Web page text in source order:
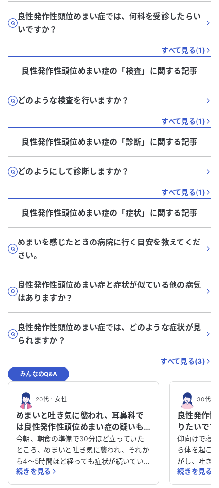
良性発作性頭位めまい症では、何科を受診したらい
いですか？
すべて見る(1)
良性発作性頭位めまい症の「検査」に関する記事
どのような検査を行いますか？
すべて見る(1)
良性発作性頭位めまい症の「診断」に関する記事
どのようにして診断しますか？
すべて見る(1)
良性発作性頭位めまい症の「症状」に関する記事
めまいを感じたときの病院に行く目安を教えてくだ
さい。
良性発作性頭位めまい症と症状が似ている他の病気
はありますか？
良性発作性頭位めまい症では、どのような症状が見
られますか？
すべて見る(3)
みんなのQ&A
20代・女性
めまいと吐き気に襲われ、耳鼻科で
は良性発作性頭位めまい症の疑いも
あるが、異常なしと診断されていま
す。他の診療科で検査を受けるべきで
しょうか？
今朝、朝食の準備で30分ほど立っていた
ところ、めまいと吐き気に襲われ、それか
ら4〜5時間ほど経っても症状が続いていま
す。めまいが始まった当初から下痢気味な
のも気になります。 これまでも横になった
続きを見る
30代・
良性発作
りたいで
体を起こ
く、めま
ても大丈
仰向けで寝
ら体を起こ
がし、吐き
のも大変で
のでしょう
続きを見る